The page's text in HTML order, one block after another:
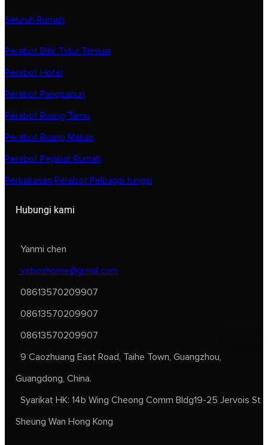
Seluruh Rumah
Perabot Bilik Tidur Tersuai
Perabot Hotel
Perabot Pangsapuri
Perabot Ruang Tamu
Perabot Ruang Makan
Perabot Pejabat Rumah
Perkakasan Perabot Pelbagai fungsi
Hubungi kami
Yanmi chen
veboshome@gmail.com
08613570209907
08613570209907
08613570209907
9 Caozhuang East Road, Taihe Town, Guangzhou,
Guangdong, China.
Syarikat HK: 14b Wing Cheong Comm Bldg19-25 Jervois St
Sheung Wan Hong Kong